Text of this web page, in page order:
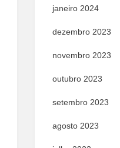
janeiro 2024
dezembro 2023
novembro 2023
outubro 2023
setembro 2023
agosto 2023